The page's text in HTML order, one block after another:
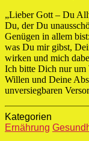
„Lieber Gott – Du
Du, der Du
Genügen in allem
was Du mir gibst,
wirken und mich
Ich bitte Dich nur um
Willen und Deine
unversiegbaren
Kategorien
Ernährung